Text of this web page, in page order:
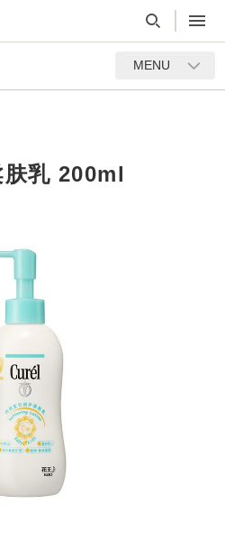
MENU
肤乳 200ml